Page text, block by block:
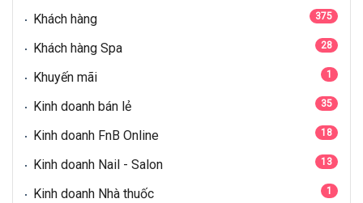
Khách hàng 375
Khách hàng Spa 28
Khuyến mãi 1
Kinh doanh bán lẻ 35
Kinh doanh FnB Online 18
Kinh doanh Nail - Salon 13
Kinh doanh Nhà thuốc 1